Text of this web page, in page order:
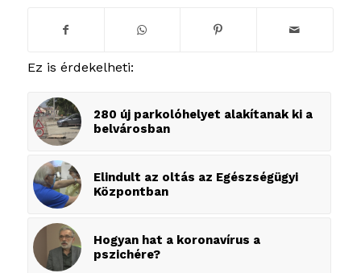
Ez is érdekelheti:
280 új parkolóhelyet alakítanak ki a
belvárosban
Elindult az oltás az Egészségügyi
Központban
Hogyan hat a koronavírus a
pszichére?